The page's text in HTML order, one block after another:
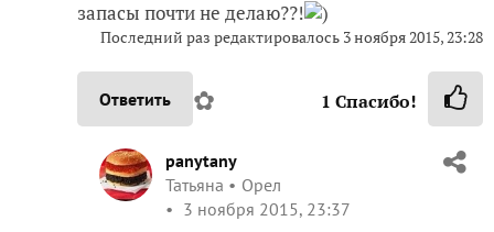
запасы почти не делаю??!
)
Последний раз редактировалось 3 ноября 2015, 23:28
Ответить ✿ 1 Спасибо!
panytany
Татьяна
Орел
3 ноября 2015, 23:37